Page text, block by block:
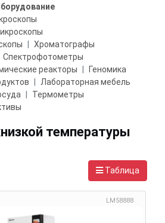
Хроматографы
Спектрофотометры
реакторы
Геномика
Лабораторная мебель
Термометры
Таблица
LM58888